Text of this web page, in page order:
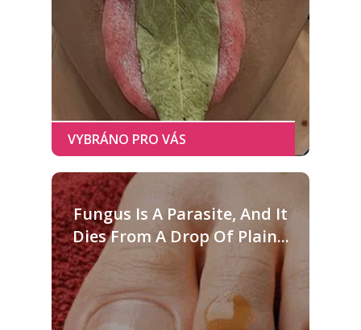
Fungus Is A Parasite, And It
Dies From A Drop Of Plain...